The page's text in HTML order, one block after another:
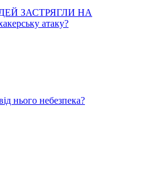
ЗАСТРЯГЛИ НА
атаку?
нього небезпека?